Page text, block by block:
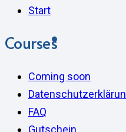
Start
Courses
Coming soon
FAQ
Gutschein